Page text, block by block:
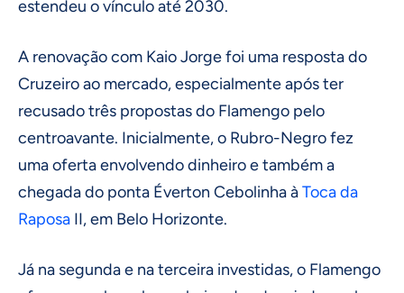
estendeu o vínculo até 2030.
A renovação com Kaio Jorge foi uma resposta do
Cruzeiro ao mercado, especialmente após ter
recusado três propostas do Flamengo pelo
centroavante. Inicialmente, o Rubro-Negro fez
uma oferta envolvendo dinheiro e também a
chegada do ponta Éverton Cebolinha àToca da
Raposa II, em Belo Horizonte.
Já na segunda e na terceira investidas, o Flamengo